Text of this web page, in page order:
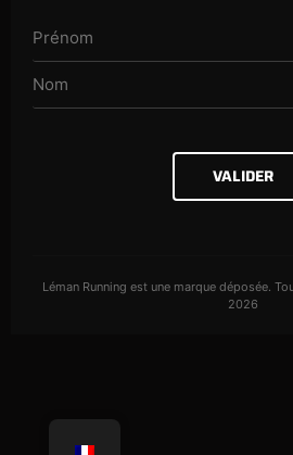
VALIDER
Léman Running est une marque déposée.
2026